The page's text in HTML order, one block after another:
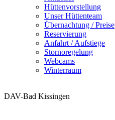
Hüttenvorstellung
Unser Hüttenteam
Übernachtung / Preise
Reservierung
Anfahrt / Aufstiege
Stornoregelung
Webcams
Winterraum
DAV-Bad Kissingen